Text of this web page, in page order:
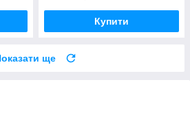
Купити
ще